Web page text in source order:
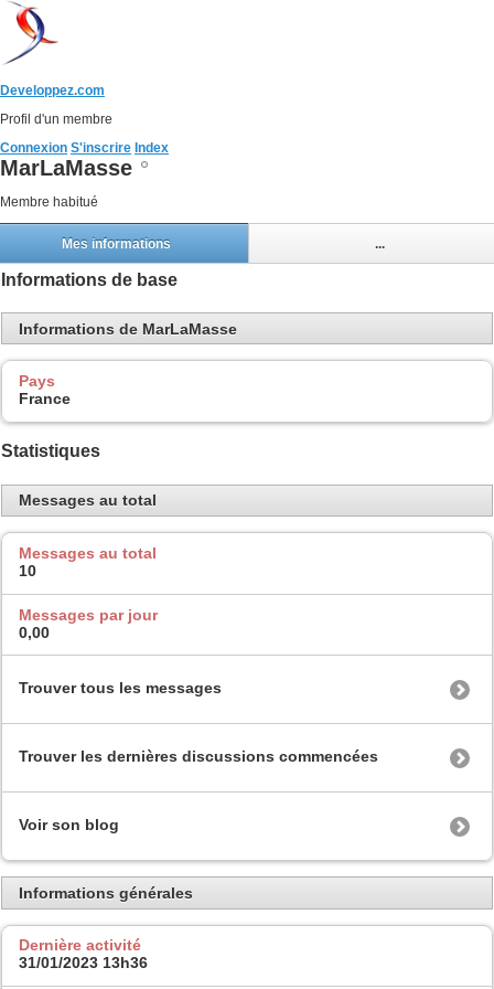
Developpez.com
Profil d'un membre
Connexion S'inscrire Index
MarLaMasse
Membre habitué
Mes informations ...
Informations de base
Informations de MarLaMasse
Pays
France
Statistiques
Messages au total
Messages au total
10
Messages par jour
0,00
Trouver tous les messages
Trouver les dernières discussions commencées
Voir son blog
Informations générales
Dernière activité
31/01/2023 13h36